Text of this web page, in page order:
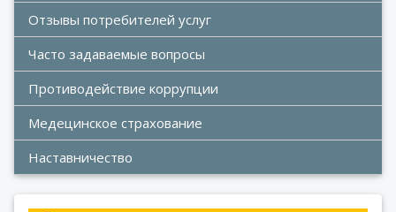
Отзывы потребителей услуг
Часто задаваемые вопросы
Противодействие коррупции
Медецинское страхование
Наставничество